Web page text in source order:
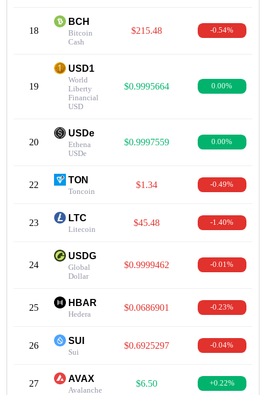
18
BCH
Bitcoin
Cash
$215.48 -0.54%
19
USD1
World
Liberty
Financial
USD
$0.9995664 0.00%
20
USDe
Ethena
USDe
$0.9997559 0.00%
22 TON
Toncoin
$1.34 -0.49%
23 LTC
Litecoin
$45.48 -1.40%
24
USDG
Global
Dollar
$0.9999462 -0.01%
25 HBAR
Hedera
$0.0686901 -0.23%
26 SUI
Sui
$0.6925297 -0.04%
27 AVAX
Avalanche
$6.50 +0.22%